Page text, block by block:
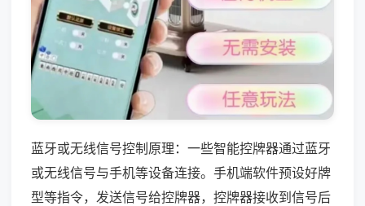
蓝牙或无线信号控制原理：一些智能控牌器通过蓝牙
或无线信号与手机等设备连接。手机端软件预设好牌
型等指令，发送信号给控牌器，控牌器接收到信号后